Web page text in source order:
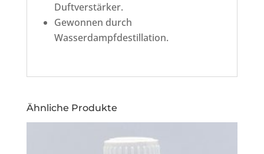
Duftverstärker.
Gewonnen durch
Wasserdampfdestillation.
Ähnliche Produkte